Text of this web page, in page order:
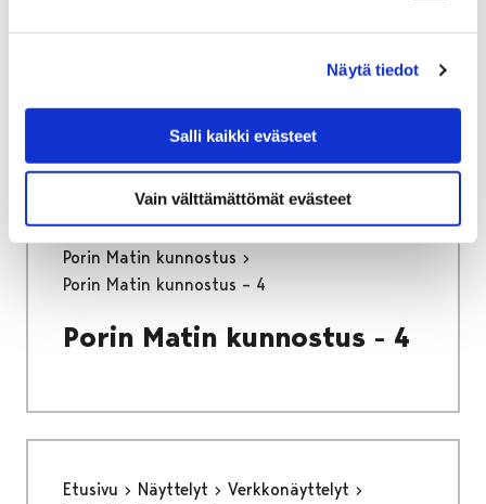
Näytä tiedot
Salli kaikki evästeet
Vain välttämättömät evästeet
Porin Matin kunnostus - 9
Etusivu Näyttelyt
Verkkonäyttelyt
Porin Matin kunnostus
Porin Matin kunnostus – 4
Porin Matin kunnostus - 4
Etusivu Näyttelyt
Verkkonäyttelyt